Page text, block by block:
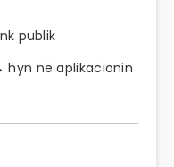
publik
hyn në aplikacionin